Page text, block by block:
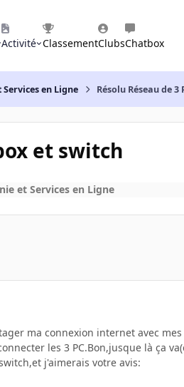
Activité ClassementClubsChatbox
en Ligne Résolu Réseau de
et switch
et Services en Ligne
ma connexion internet avec
les 3 PC.Bon,jusque là ça
j'aimerais votre avis: